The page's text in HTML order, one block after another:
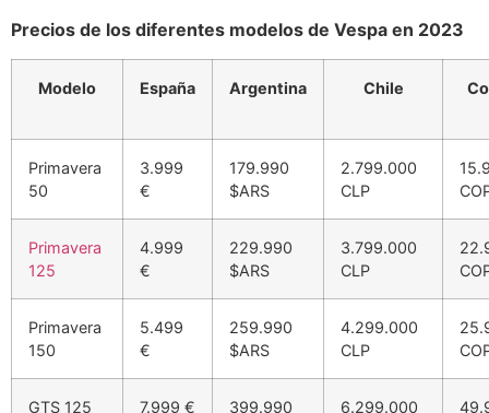
Precios de los diferentes modelos de Vespa en 2023
Modelo España Argentina Chile
Primavera
50
3.999
€
179.990
$ARS
2.799.000
CLP
Primavera
125
4.999
€
229.990
$ARS
3.799.000
CLP
Primavera
150
5.499
€
259.990
$ARS
4.299.000
CLP
GTS 125 7.999 €
399.990
6.299.000